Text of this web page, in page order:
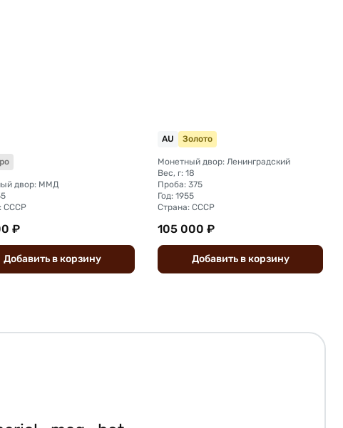
двор: ММД
СССР
₽
Добавить вкорзину
AU Золото
Монетный двор: Ленинградский
Вес, г: 18
Проба: 375
Год: 1955
Страна: СССР
105 000 ₽
Добавить вкорзину